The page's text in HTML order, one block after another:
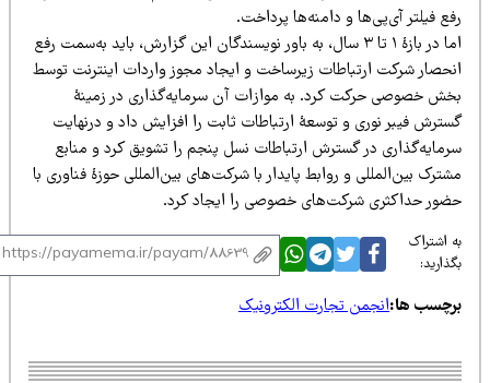
فیلتر آی‌پی‌ها و دامنه‌ها پرداخت.
اما در بازۀ ۱ تا ۳ سال، به باور نویسندگان این گزارش، باید به‌سمت رفع
شرکت ارتباطات زیرساخت و ایجاد مجوز واردات اینترنت توسط
خصوصی حرکت کرد. به موازات آن سرمایه‌گذاری در زمینۀ
فیبر نوری و توسعۀ ارتباطات ثابت را افزایش داد و درنهایت
در گسترش ارتباطات نسل پنجم را تشویق کرد و منابع
بین‌المللی و روابط پایدار با شرکت‌های بین‌المللی حوزۀ فناوری با
حداکثری شرکت‌های خصوصی را ایجاد کرد.
اشتراک
ها:انجمن تجارت الکترونیک